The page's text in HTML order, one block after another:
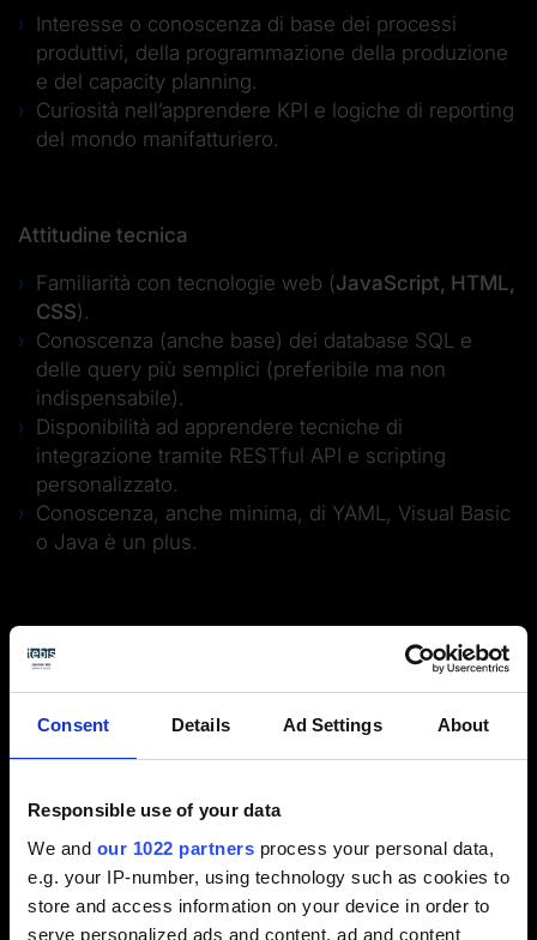
Consent Details Ad Settings About
Responsible use of your data
We and our 1022 partners process your personal data,
e.g. your IP-number, using technology such as cookies to
store and access information on your device in order to
serve personalized ads and content, ad and content
Interesse o conoscenza di base dei processi
produttivi, della programmazione della produzione
e del capacity planning.
Curiosità nell’apprendere KPI e logiche di reporting
del mondo manifatturiero.
Attitudine tecnica
Familiarità con tecnologie web (JavaScript, HTML,
CSS).
Conoscenza (anche base) dei database SQL e
delle query più semplici (preferibile ma non
indispensabile).
Disponibilità ad apprendere tecniche di
integrazione tramite RESTful API e scripting
personalizzato.
Conoscenza, anche minima, di YAML, Visual Basic
o Java è un plus.
Cosa offriamo
Ambiente di lavoro collaborativo e internazionale.
Possibilità di crescita professionale in un settore
Opportunità di lavorare su progetti reali in aziende
manifatturiere.